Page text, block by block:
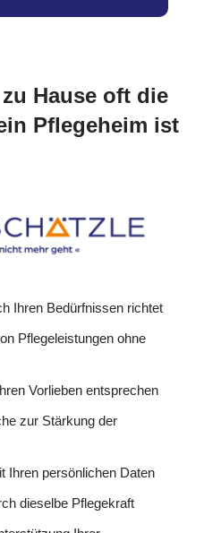
Hause oft die
Pflegeheim ist
Ihren Bedürfnissen richtet
Pflegeleistungen ohne
Vorlieben entsprechen
zur Stärkung der
Ihren persönlichen Daten
dieselbe Pflegekraft